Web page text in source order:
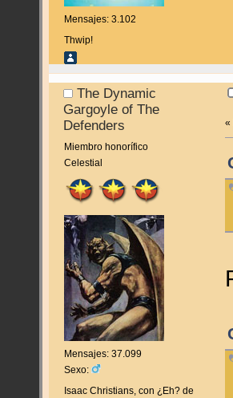
Mensajes: 3.102
Thwip!
The Dynamic
Gargoyle of The
Defenders
Miembro honorífico
Celestial
Mensajes: 37.099
Sexo:
Isaac Christians, con ¿Eh? de
«